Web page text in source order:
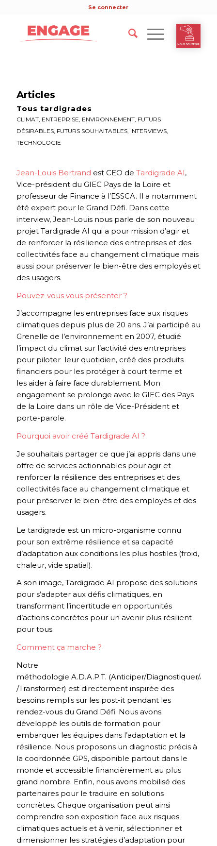
Se connecter
Articles
Tous tardigrades
CLIMAT, ENTREPRISE, ENVIRONNEMENT, FUTURS
DÉSIRABLES, FUTURS SOUHAITABLES, INTERVIEWS,
TECHNOLOGIE
Jean-Louis Bertrand est CEO de Tardigrade AI,
Vice-président du GIEC Pays de la Loire et
professeur de Finance à l’ESSCA. Il a notamment
été expert pour le Grand Défi. Dans cette
interview, Jean-Louis nous parle de son nouveau
projet Tardigrade AI qui a pour mission d’agir et
de renforcer la résilience des entreprises et des
collectivités face au changement climatique mais
aussi pour préserver le bien-être des employés et
des usagers.
Pouvez-vous vous présenter ?
J’accompagne les entreprises face aux risques
climatiques depuis plus de 20 ans. J’ai participé au
Grenelle de l’environnement en 2007, étudié
l’impact du climat sur l’activité des entreprises
pour piloter leur quotidien, créé des produits
financiers pour les protéger à court terme et
les aider à faire face durablement. Mon
engagement se prolonge avec le GIEC des Pays
de la Loire dans un rôle de Vice-Président et
porte-parole.
Pourquoi avoir créé Tardigrade AI ?
Je souhaitais partager ce que j’ai appris dans une
offre de services actionnables pour agir et
renforcer la résilience des entreprises et des
collectivités face au changement climatique et
pour préserver le bien-être des employés et des
usagers.
Le tardigrade est un micro-organisme connu
pour son extrême résilience et sa capacité
d’adaptation aux conditions les plus hostiles (froid,
chaleur, vide spatial).
A son image, Tardigrade AI propose des solutions
pour s’adapter aux défis climatiques, en
transformant l’incertitude en opportunités
d’actions concrètes pour un avenir plus résilient
pour tous.
Comment ça marche ?
Notre
méthodologie A.D.A.P.T. (Anticiper/Diagnostiquer/
/Transformer) est directement inspirée des
besoins remplis sur les post-it pendant les
rendez-vous du Grand Défi. Nous avons
développé les outils de formation pour
embarquer les équipes dans l’adaptation et la
résilience. Nous proposons un diagnostic précis à
la coordonnée GPS, disponible partout dans le
monde et accessible financièrement au plus
grand nombre. Enfin, nous avons mobilisé des
partenaires pour le traduire en solutions
concrètes. Chaque organisation peut ainsi
comprendre son exposition face aux risques
climatiques actuels et à venir, sélectionner et
dimensionner les stratégies d’adaptation pour